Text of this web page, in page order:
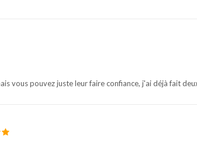
vous pouvez juste leur faire confiance, j'ai déjà fait